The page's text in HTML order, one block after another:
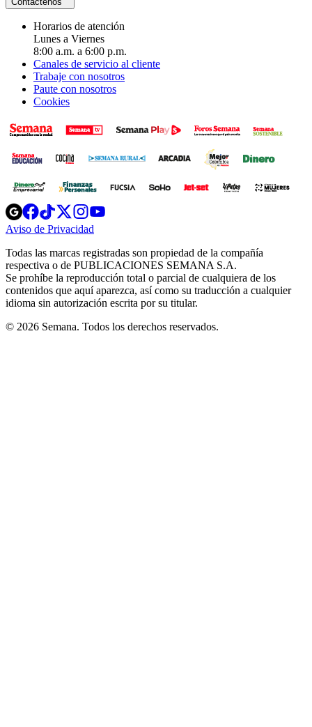
Horarios de atención
Lunes a Viernes
8:00 a.m. a 6:00 p.m.
Canales de servicio al cliente
Trabaje con nosotros
Paute con nosotros
Cookies
Opens
in
new
Opens
in
new
Opens
in
new
window
Opens
new
windowwindow
Aviso de Privacidad
new
window
Todas las marcas registradas son propiedad de la compañía
respectiva o de PUBLICACIONES SEMANA S.A.
Se prohíbe la reproducción total o parcial de cualquiera de los
contenidos que aquí aparezca, así como su traducción a cualquier
idioma sin autorización escrita por su titular.
© 2026 Semana. Todos los derechos reservados.